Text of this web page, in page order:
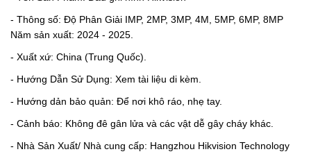
- Thông số: Độ Phân Giải IMP, 2MP, 3MP, 4M, 5MP, 6MP, 8MP
Năm sản xuất: 2024 - 2025.
- Xuất xứ: China (Trung Quốc).
- Hướng Dẫn Sử Dụng: Xem tài liệu di kèm.
- Hướng dản bảo quản: Để nơi khô ráo, nhẹ tay.
- Cảnh báo: Không đê gân lửa và các vật dễ gây cháy khác.
- Nhà Sản Xuất/ Nhà cung cấp: Hangzhou Hikvision Technology